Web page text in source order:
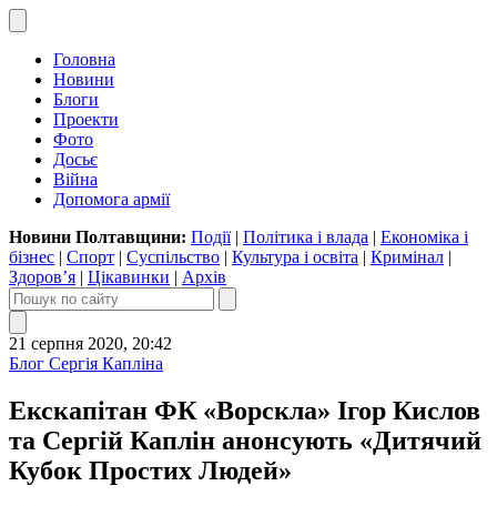
Головна
Новини
Блоги
Проекти
Фото
Досьє
Війна
Допомога армії
Новини Полтавщини: Події| Політика і влада | Економіка і
бізнес | Спорт | Суспільство | Культура і освіта | Кримінал |
Здоров’я | Цікавинки | Архів
21 серпня 2020, 20:42
Блог Сергія Капліна
Екскапітан ФК «Ворскла» Ігор Кислов
та Сергій Каплін анонсують «Дитячий
Кубок Простих Людей»